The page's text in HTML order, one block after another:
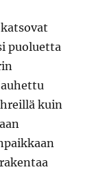
puoluetta
kuin